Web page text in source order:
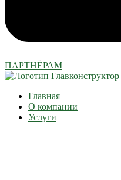
ПАРТНЁРАМ
Главная
О компании
Услуги